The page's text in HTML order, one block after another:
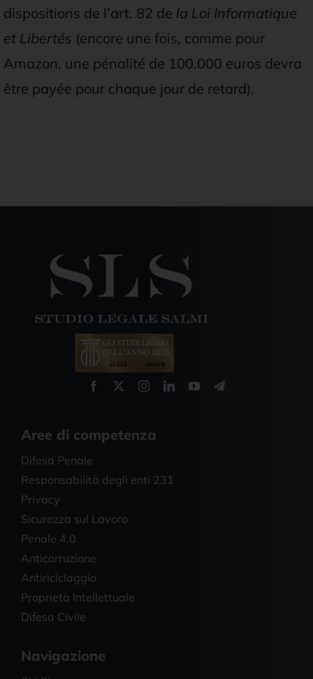
dispositions de l’art. 82 de la Loi Informatique
et Libertés (encore une fois, comme pour
Amazon, une pénalité de 100.000 euros devra
être payée pour chaque jour de retard).
Aree di competenza
Difesa Penale
Responsabilità degli enti 231
Privacy
Sicurezza sul Lavoro
Penale 4.0
Anticorruzione
Antiriciclaggio
Proprietà Intellettuale
Difesa Civile
Navigazione